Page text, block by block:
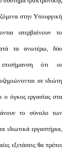
στην Υπουργική
υπερβαίνουν το
τα ανωτέρω, δύο
ότι οι
σε ιδιώτη
ο όγκος εργασίας στα
το σύνολο των
ιδιωτικά εργαστήρια,
εξετάσεις θα πρέπει